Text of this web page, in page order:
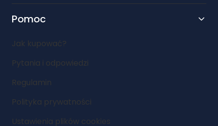
Pomoc
Jak kupować?
Pytania i odpowiedzi
Regulamin
Polityka prywatności
Ustawienia plików cookies